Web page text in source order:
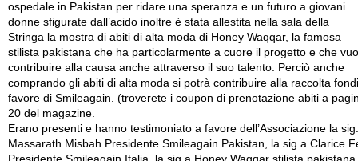
ospedale in Pakistan per ridare una speranza e un futuro a giovani
donne sfigurate dall’acido inoltre è stata allestita nella sala della
Stringa la mostra di abiti di alta moda di Honey Waqqar, la famosa
stilista pakistana che ha particolarmente a cuore il progetto e che
contribuire alla causa anche attraverso il suo talento. Perciò anche
comprando gli abiti di alta moda si potrà contribuire alla raccolta
favore di Smileagain. (troverete i coupon di prenotazione abiti a
20 del magazine.
Erano presenti e hanno testimoniato a favore dell’Associazione la
Massarath Misbah Presidente Smileagain Pakistan, la sig.a Clarice